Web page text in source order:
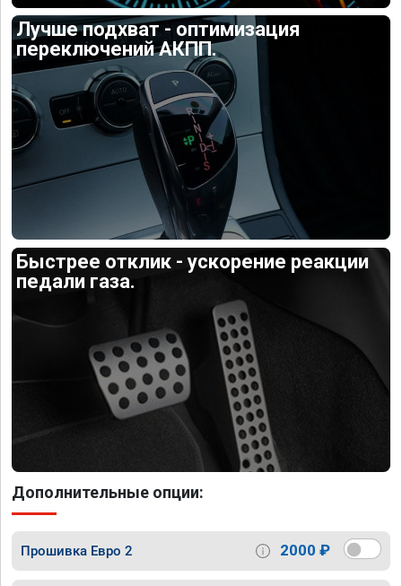
Лучше подхват - оптимизация
переключений АКПП.
Быстрее отклик - ускорение реакции
педали газа.
Дополнительные опции:
Прошивка Евро 2 2000 ₽